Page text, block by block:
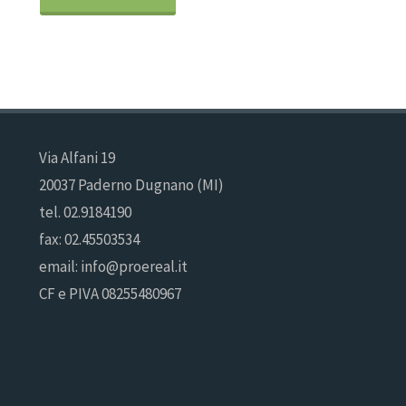
fisiologiche"
Via Alfani 19
20037 Paderno Dugnano (MI)
tel. 02.9184190
fax: 02.45503534
email: info@proereal.it
CF e PIVA 08255480967